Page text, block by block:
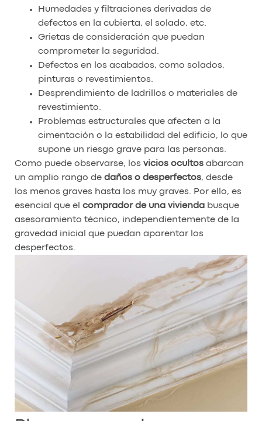
Humedades y filtraciones derivadas de
defectos en la cubierta, el solado, etc.
Grietas de consideración que puedan
comprometer la seguridad.
Defectos en los acabados, como solados,
pinturas o revestimientos.
Desprendimiento de ladrillos o materiales de
revestimiento.
Problemas estructurales que afecten a la
cimentación o la estabilidad del edificio, lo que
supone un riesgo grave para las personas.
Como puede observarse, los vicios ocultos abarcan
un amplio rango de daños o desperfectos, desde
los menos graves hasta los muy graves. Por ello, es
esencial que el comprador de una vivienda busque
asesoramiento técnico, independientemente de la
gravedad inicial que puedan aparentar los
desperfectos.